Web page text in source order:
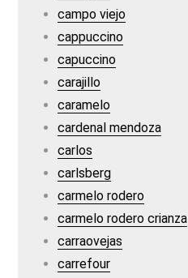
campo viejo
cappuccino
capuccino
carajillo
caramelo
cardenal mendoza
carlos
carlsberg
carmelo rodero
carmelo rodero crianza
carraovejas
carrefour